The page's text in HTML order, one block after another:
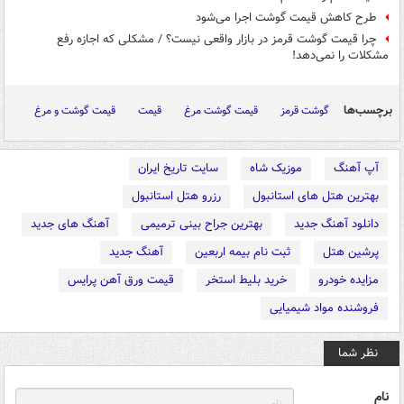
طرح کاهش قیمت گوشت اجرا می‌شود
چرا قیمت گوشت قرمز در بازار واقعی نیست؟ / مشکلی که اجازه رفع
مشکلات را نمی‌دهد!
برچسب‌ها گوشت قرمز قیمت گوشت مرغ قیمت قیمت گوشت و مرغ
آپ آهنگ موزیک شاه
سایت تاریخ ایران
بهترین هتل های استانبول
رزرو هتل استانبول
دانلود آهنگ جدید
بهترین جراح بینی ترمیمی
آهنگ های جدید
پرشین هتل
ثبت نام بیمه اربعین
آهنگ جدید
مزایده خودرو
خرید بلیط استخر
قیمت ورق آهن پرایس
فروشنده مواد شیمیایی
نظر شما
نام